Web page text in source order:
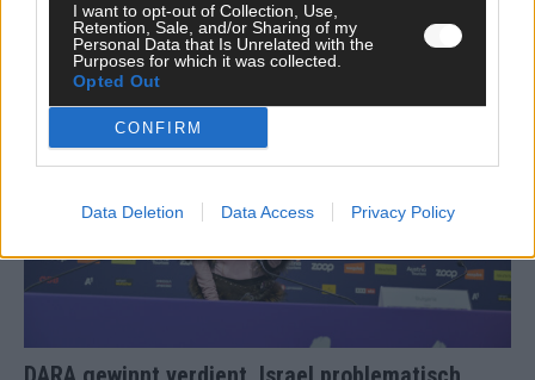
I want to opt-out of Collection, Use,
Retention, Sale, and/or Sharing of my
Personal Data that Is Unrelated with the
Purposes for which it was collected.
Opted Out
CONFIRM
Data Deletion Data Access Privacy Policy
Juni 2026
KOMMENTAR